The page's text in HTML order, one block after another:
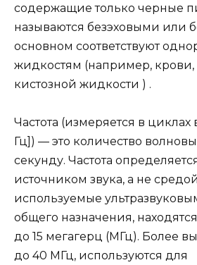
содержащие только черные
называются безэховыми или
основном соответствуют
жидкостям (например, крови,
кистозной жидкости ) .
Частота (измеряется в циклах
Гц]) — это количество
секунду. Частота
источником звука, а не
используемые
общего назначения,
до 15 мегагерц (МГц). Более
до 40 МГц, используются для